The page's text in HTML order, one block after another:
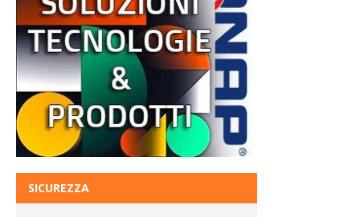
SICUREZZA